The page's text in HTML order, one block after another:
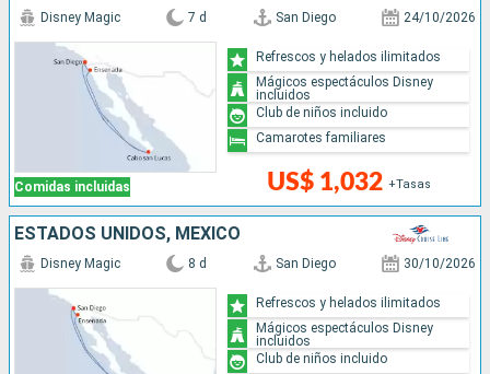
Comidas incluidas
Disney Magic 7 d San Diego 24/10/2026
US$ 1,032 +Tasas
Refrescos y helados ilimitados
Mágicos espectáculos Disney
incluidos
Club de niños incluido
Camarotes familiares
ESTADOS UNIDOS, MÉXICO
Disney Magic 8 d San Diego 30/10/2026
Refrescos y helados ilimitados
Mágicos espectáculos Disney
incluidos
Club de niños incluido